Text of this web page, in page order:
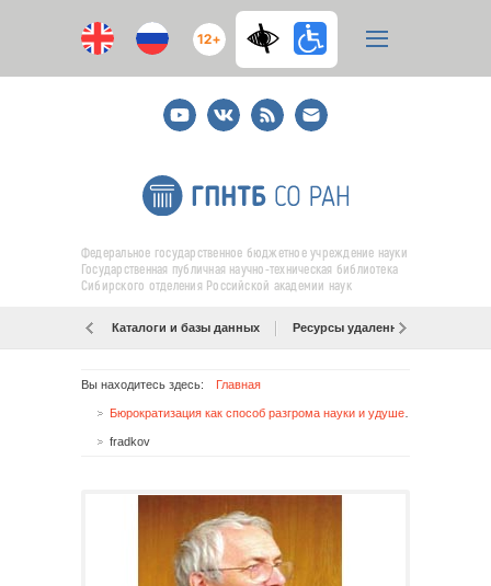
12+
YoutubeВКонтакте
RSS
E-
mail
подписка
Федеральное государственное бюджетное учреждение науки
Государственная публичная научно-техническая библиотека
Сибирского отделения Российской академии наук
Каталоги и базы данных Ресурсы удаленного доступа
Вы находитесь здесь: Главная
fradkov